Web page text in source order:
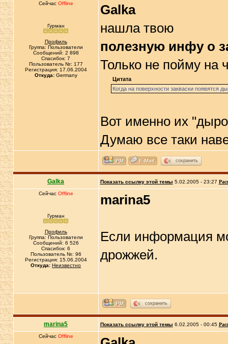
Сейчас Offline
Гурман
Профиль
Группа: Пользователи
Сообщений: 2 898
Спасибок: 7
Пользователь №: 177
Регистрация: 17.06.2004
Откуда:Germany
Galka
нашла твою
полезную инфу о
Только не пойму на
Цитата
Когда на поверхности закваски появятся
Вот именно их
Думаю все таки
сохранить
Galka Показать ссылку этой темы 5.02.2005 - 23:27
Сейчас Offline
Гурман
Профиль
Группа: Пользователи
Сообщений: 6 526
Спасибок: 6
Пользователь №: 96
Регистрация: 15.06.2004
Откуда: Неизвестно
marina5
Если информация
дрожжей.
сохранить
marina5 Показать ссылку этой темы 6.02.2005 - 00:45
Сейчас Offline